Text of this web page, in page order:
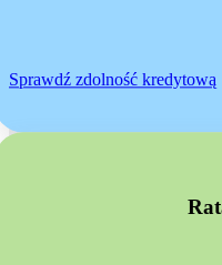
Sprawdź zdolność kredytową